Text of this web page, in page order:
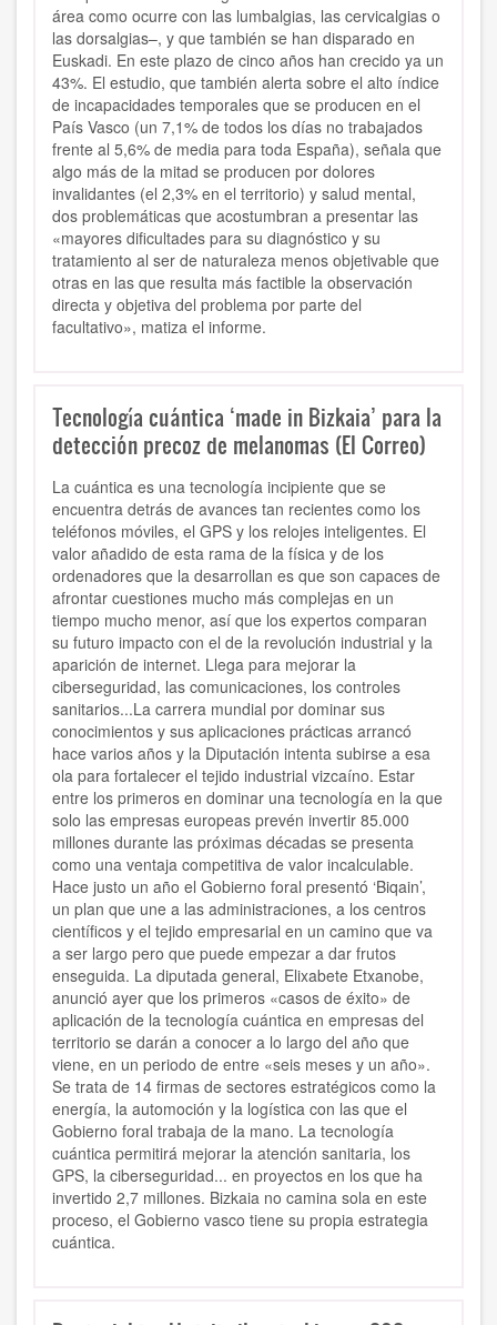
área como ocurre con las lumbalgias, las cervicalgias o
las dorsalgias–, y que también se han disparado en
Euskadi. En este plazo de cinco años han crecido ya un
43%. El estudio, que también alerta sobre el alto índice
de incapacidades temporales que se producen en el
País Vasco (un 7,1% de todos los días no trabajados
frente al 5,6% de media para toda España), señala que
algo más de la mitad se producen por dolores
invalidantes (el 2,3% en el territorio) y salud mental,
dos problemáticas que acostumbran a presentar las
«mayores dificultades para su diagnóstico y su
tratamiento al ser de naturaleza menos objetivable que
otras en las que resulta más factible la observación
directa y objetiva del problema por parte del
facultativo», matiza el informe.
Tecnología cuántica ‘made in Bizkaia’ para la
detección precoz de melanomas (El Correo)
La cuántica es una tecnología incipiente que se
encuentra detrás de avances tan recientes como los
teléfonos móviles, el GPS y los relojes inteligentes. El
valor añadido de esta rama de la física y de los
ordenadores que la desarrollan es que son capaces de
afrontar cuestiones mucho más complejas en un
tiempo mucho menor, así que los expertos comparan
su futuro impacto con el de la revolución industrial y la
aparición de internet. Llega para mejorar la
ciberseguridad, las comunicaciones, los controles
sanitarios...La carrera mundial por dominar sus
conocimientos y sus aplicaciones prácticas arrancó
hace varios años y la Diputación intenta subirse a esa
ola para fortalecer el tejido industrial vizcaíno. Estar
entre los primeros en dominar una tecnología en la que
solo las empresas europeas prevén invertir 85.000
millones durante las próximas décadas se presenta
como una ventaja competitiva de valor incalculable.
Hace justo un año el Gobierno foral presentó ‘Biqain’,
un plan que une a las administraciones, a los centros
científicos y el tejido empresarial en un camino que va
a ser largo pero que puede empezar a dar frutos
enseguida. La diputada general, Elixabete Etxanobe,
anunció ayer que los primeros «casos de éxito» de
aplicación de la tecnología cuántica en empresas del
territorio se darán a conocer a lo largo del año que
viene, en un periodo de entre «seis meses y un año».
Se trata de 14 firmas de sectores estratégicos como la
energía, la automoción y la logística con las que el
Gobierno foral trabaja de la mano. La tecnología
cuántica permitirá mejorar la atención sanitaria, los
GPS, la ciberseguridad... en proyectos en los que ha
invertido 2,7 millones. Bizkaia no camina sola en este
proceso, el Gobierno vasco tiene su propia estrategia
cuántica.